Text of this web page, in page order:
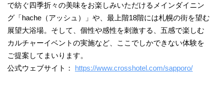
で紡ぐ四季折々の美味をお楽しみいただけるメインダイニン
グ「hache（アッシュ）」や、最上階18階には札幌の街を望む
展望大浴場。そして、個性や感性を刺激する、五感で楽しむ
カルチャーイベントの実施など、ここでしかできない体験を
ご提案してまいります。
公式ウェブサイト： https://www.crosshotel.com/sapporo/